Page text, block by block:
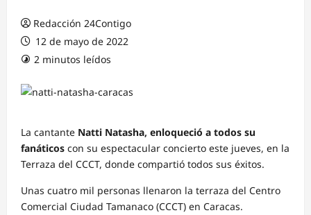
Redacción 24Contigo
12 de mayo de 2022
2 minutos leídos
La cantante Natti Natasha, enloqueció a todos su
fanáticos con su espectacular concierto este jueves, en la
Terraza del CCCT, donde compartió todos sus éxitos.
Unas cuatro mil personas llenaron la terraza del Centro
Comercial Ciudad Tamanaco (CCCT) en Caracas.